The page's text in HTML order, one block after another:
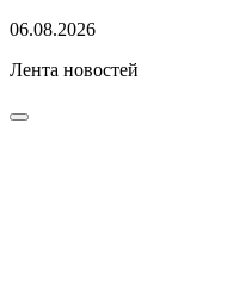
06.08.2026
Лента новостей